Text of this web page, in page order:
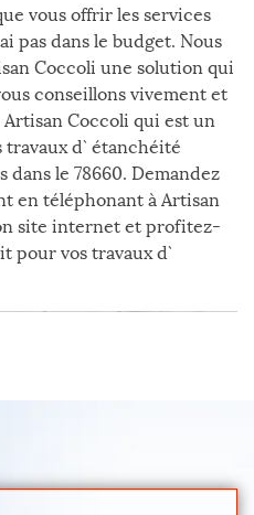
vous offrir les services
pas dans le budget. Nous
Coccoli une solution qui
conseillons vivement et
Coccoli qui est un
d` étanchéité
dans le 78660. Demandez
en téléphonant à Artisan
site internet et profitez-
pour vos travaux d`